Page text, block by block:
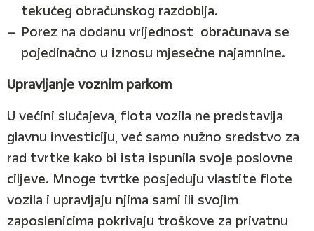
tekućeg obračunskog razdoblja.
Porez na dodanu vrijednost obračunava se
pojedinačno u iznosu mjesečne najamnine.
Upravljanje voznim parkom
U većini slučajeva, flota vozila ne predstavlja
glavnu investiciju, već samo nužno sredstvo za
rad tvrtke kako bi ista ispunila svoje poslovne
ciljeve. Mnoge tvrtke posjeduju vlastite flote
vozila i upravljaju njima sami ili svojim
zaposlenicima pokrivaju troškove za privatnu